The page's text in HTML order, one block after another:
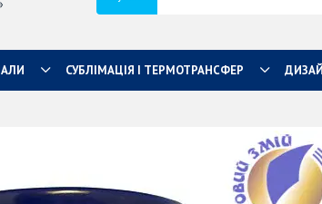
СУБЛІМАЦІЯ І ТЕРМОТРАНСФЕР